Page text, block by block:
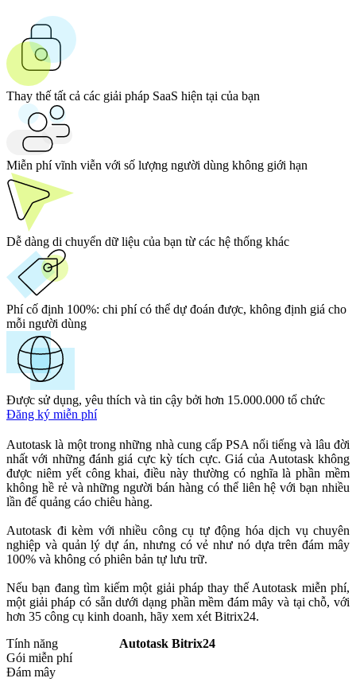
Thay thế tất cả các giải pháp SaaS hiện tại của bạn
Miễn phí vĩnh viễn với số lượng người dùng không giới hạn
Dễ dàng di chuyển dữ liệu của bạn từ các hệ thống khác
Phí cố định 100%: chi phí có thể dự đoán được, không định giá cho
mỗi người dùng
Được sử dụng, yêu thích và tin cậy bởi hơn 15.000.000 tổ chức
Đăng ký miễn phí
Autotask là một trong những nhà cung cấp PSA nổi tiếng và lâu đời
nhất với những đánh giá cực kỳ tích cực. Giá của Autotask không
được niêm yết công khai, điều này thường có nghĩa là phần mềm
không hề rẻ và những người bán hàng có thể liên hệ với bạn nhiều
lần để quảng cáo chiêu hàng.
Autotask đi kèm với nhiều công cụ tự động hóa dịch vụ chuyên
nghiệp và quản lý dự án, nhưng có vẻ như nó dựa trên đám mây
100% và không có phiên bản tự lưu trữ.
Nếu bạn đang tìm kiếm một giải pháp thay thế Autotask miễn phí,
một giải pháp có sẵn dưới dạng phần mềm đám mây và tại chỗ, với
hơn 35 công cụ kinh doanh, hãy xem xét Bitrix24.
Tính năng
Autotask Bitrix24
Gói miễn phí
Đám mây